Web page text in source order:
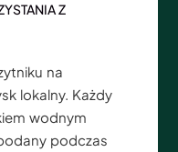
Z
na
lokalny. Każdy
wodnym
podczas